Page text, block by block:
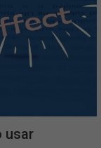
usar